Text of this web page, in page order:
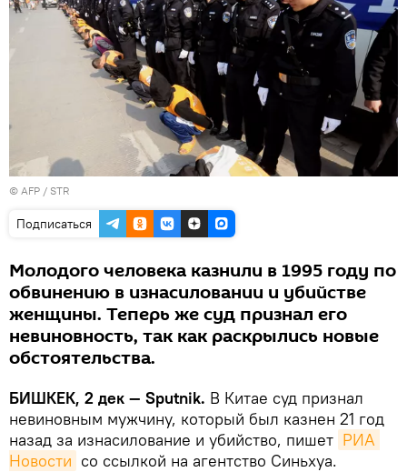
© AFP / STR
Подписаться
Молодого человека казнили в 1995 году по
обвинению в изнасиловании и убийстве
женщины. Теперь же суд признал его
невиновность, так как раскрылись новые
обстоятельства.
БИШКЕК, 2 дек — Sputnik. В Китае суд признал
невиновным мужчину, который был казнен 21 год
назад за изнасилование и убийство, пишет РИА
Новости со ссылкой на агентство Синьхуа.